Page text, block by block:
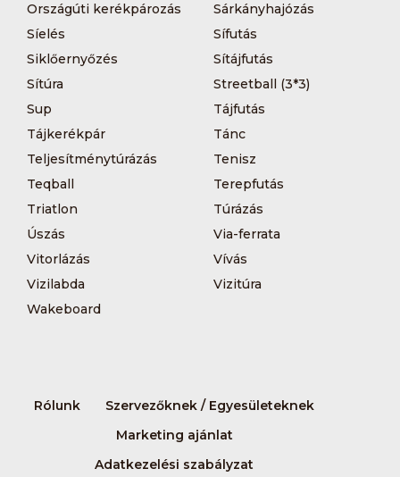
Országúti kerékpározás
Sárkányhajózás
Síelés
Sífutás
Siklőernyőzés
Sítájfutás
Sítúra
Streetball (3*3)
Sup
Tájfutás
Tájkerékpár
Tánc
Teljesítménytúrázás
Tenisz
Teqball
Terepfutás
Triatlon
Túrázás
Úszás
Via-ferrata
Vitorlázás
Vívás
Vizilabda
Vizitúra
Wakeboard
Rólunk
Szervezőknek / Egyesületeknek
Marketing ajánlat
Adatkezelési szabályzat